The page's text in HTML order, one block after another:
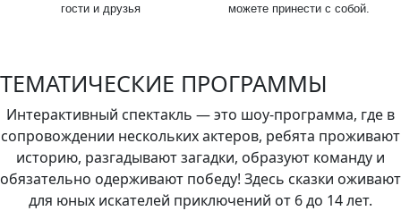
гости и друзья
можете принести с собой.
ТЕМАТИЧЕСКИЕ ПРОГРАММЫ
Интерактивный спектакль — это шоу-программа, где в
сопровождении нескольких актеров, ребята проживают
историю, разгадывают загадки, образуют команду и
обязательно одерживают победу! Здесь сказки оживают
для юных искателей приключений от 6 до 14 лет.